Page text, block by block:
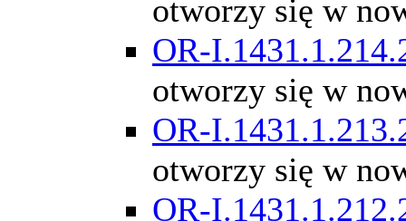
otworzy się w
OR-
otworzy się w
OR-
otworzy się w
OR-